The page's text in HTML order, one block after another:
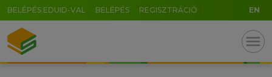
BELÉPÉS EDUID-VAL BELÉPÉS REGISZTRÁCIÓ EN
menu
GR
5